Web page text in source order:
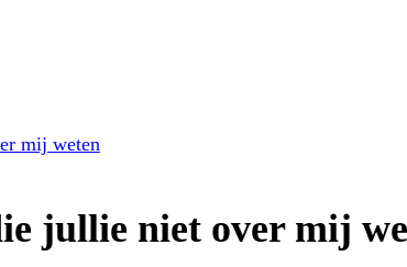
mij weten
jullie niet over mij